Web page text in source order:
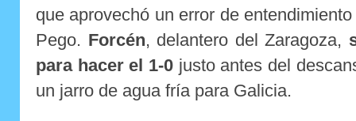
que aprovechó un error de
Pego. Forcén, delantero del Zaragoza,
para hacer el 1-0 justo antes del
un jarro de agua fría para Galicia.